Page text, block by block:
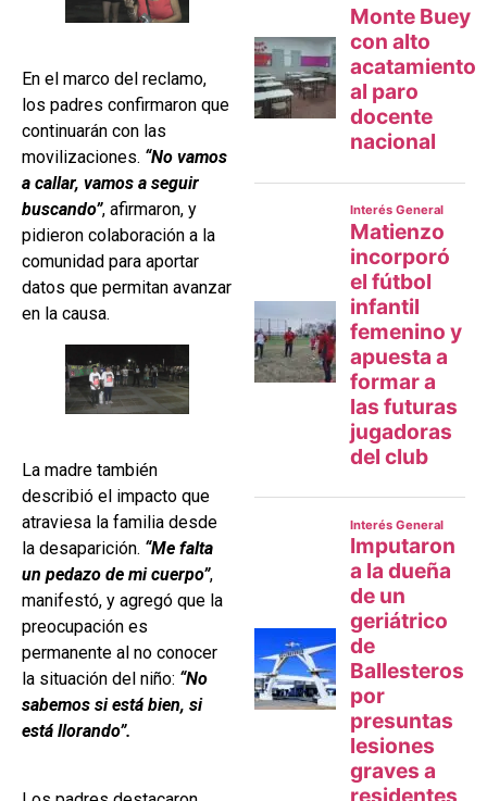
En el marco del reclamo,
los padres confirmaron que
continuarán con las
movilizaciones. “No vamos
a callar, vamos a seguir
buscando”, afirmaron, y
pidieron colaboración a la
comunidad para aportar
datos que permitan avanzar
en la causa.
La madre también
describió el impacto que
atraviesa la familia desde
la desaparición. “Me falta
un pedazo de mi cuerpo”,
manifestó, y agregó que la
preocupación es
permanente al no conocer
la situación del niño: “No
sabemos si está bien, si
está llorando”.